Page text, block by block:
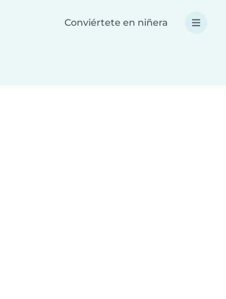
Conviértete en niñera